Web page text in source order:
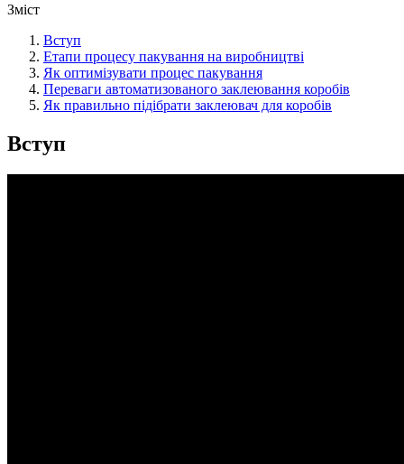
Зміст
Вступ
Етапи процесу пакування на виробництві
Як оптимізувати процес пакування
Переваги автоматизованого заклеювання коробів
Як правильно підібрати заклеювач для коробів
Вступ